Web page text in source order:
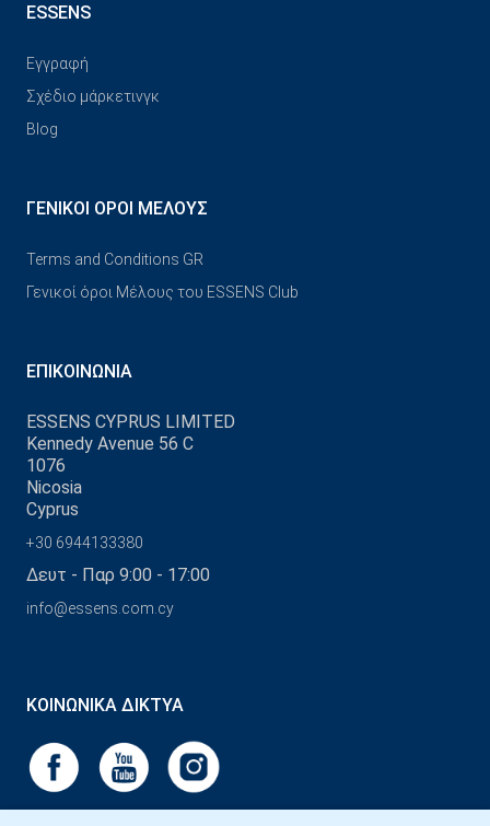
ESSENS
Εγγραφή
Σχέδιο μάρκετινγκ
Blog
ΓΕΝΙΚΟΊ ΌΡΟΙ ΜΈΛΟΥΣ
Terms and Conditions GR
Γενικοί όροι Μέλους του ESSENS Club
ΕΠΙΚΟΙΝΩΝΊΑ
ESSENS CYPRUS LIMITED
Kennedy Avenue 56 C
1076
Nicosia
Cyprus
+30 6944133380
Δευτ - Παρ 9:00 - 17:00
info@essens.com.cy
ΚΟΙΝΩΝΙΚΆ ΔΊΚΤΥΑ